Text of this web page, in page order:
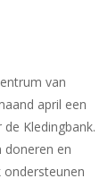
van
april een
Kledingbank.
doneren en
ondersteunen